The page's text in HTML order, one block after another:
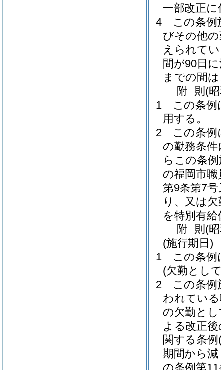
一部改正
4
この条例
びその他
えられて
間が90日
までの間
附 則 (
1
この条例
用する。
2
この条例
の勤務条
らこの条
の福岡市
第9条第7
り、又は
を特別有
附 則 (
(施行期日)
1
この条例
(欠勤とし
2
この条例
われてい
の欠勤と
よる改正
関する条例
期間から
の条例第